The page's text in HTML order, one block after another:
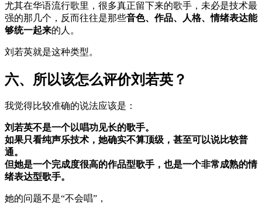
尤其在华语流行歌里，很多真正留下来的歌手，未必是技术最
强的那几个，反而往往是那些音色、作品、人格、情绪表达能
够统一起来的人。
刘若英就是这种类型。
六、所以该怎么评价刘若英？
我觉得比较准确的说法应该是：
刘若英不是一个以唱功见长的歌手。
如果只看纯声乐技术，她确实不算顶级，甚至可以说比较普
通。
但她是一个完成度很高的作品型歌手，也是一个非常成熟的情
绪表达型歌手。
她的问题不是“不会唱”，